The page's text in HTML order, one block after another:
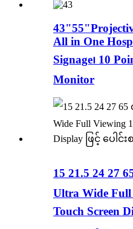
All in One
Signage၊ 10
Monitor
15 21.5 24 27
Ultra Wide Full
Touch Screen